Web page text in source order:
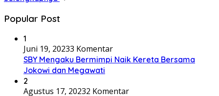
Popular Post
1
Juni 19, 20233 Komentar
SBY Mengaku Bermimpi Naik Kereta Bersama
Jokowi dan Megawati
2
Agustus 17, 20232 Komentar